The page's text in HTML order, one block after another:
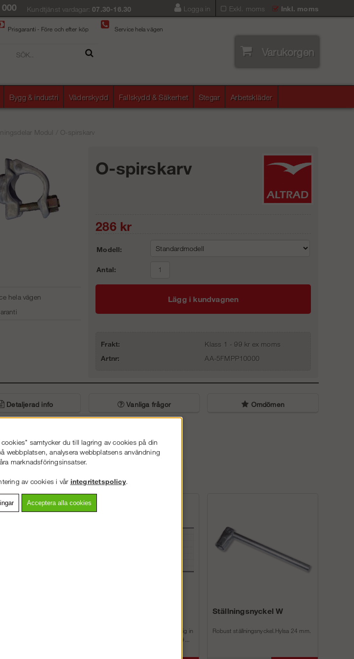
Exkl. moms Inkl. moms
Kundtjänst vardagar:07.30-16.30 Logga in
Prisgaranti - Före och efter köp Service hela vägen
Varukorgen
Bygg & industri Väderskydd Fallskydd & Säkerhet Stegar Arbetskläder
Modul O-spirskarv
hela vägen
O-spirskarv
286kr
Modell:
Antal:
Lägg i kundvagnen
Frakt:
Klass 1 - 99 kr ex moms
Artnr:
AA-5FMPP10000
Detaljerad info Vanliga frågor Omdömen
på ett rör eller ett horisontalstag.
Andra köpte även
Gör det enkelt och smidigt att ta sig in
eller ut, låses med vanligt hänglås.#...
Ställningsnyckel W
Robust ställningsnyckel.Hylsa 24 mm.
samtycker du till lagring av cookies på din
webbplatsen, analysera webbplatsens användning
marknadsföringsinsatser.
av cookies i vår integritetspolicy.
Acceptera alla cookies
TILLSTÄLLNING.SE